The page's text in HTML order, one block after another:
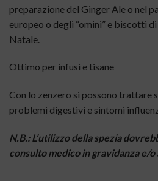
preparazione del Ginger Ale o nel
europeo o degli “omini” e biscotti
Natale.
Ottimo per infusi e tisane
Con lo zenzero si possono trattare
problemi digestivi e sintomi
N.B.: L’utilizzo della spezia
consulto medico in gravidanza e/